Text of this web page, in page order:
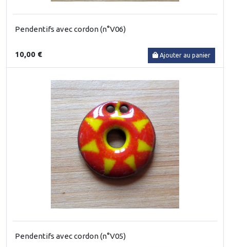
Pendentifs avec cordon (n°V06)
10,00 € Ajouter au panier
Pendentifs avec cordon (n°V05)